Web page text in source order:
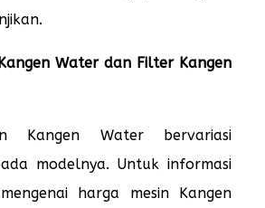
Water dan Filter Kangen
Kangen Water bervariasi
modelnya. Untuk informasi
harga mesin Kangen